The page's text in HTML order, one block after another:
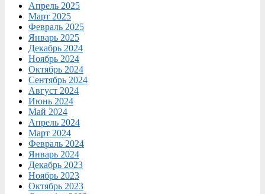
Апрель 2025
Март 2025
Февраль 2025
Январь 2025
Декабрь 2024
Ноябрь 2024
Октябрь 2024
Сентябрь 2024
Август 2024
Июнь 2024
Май 2024
Апрель 2024
Март 2024
Февраль 2024
Январь 2024
Декабрь 2023
Ноябрь 2023
Октябрь 2023